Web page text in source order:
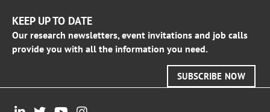
KEEP UP TO DATE
Our research newsletters, event invitations and job calls
provide you with all the information you need.
SUBSCRIBE NOW